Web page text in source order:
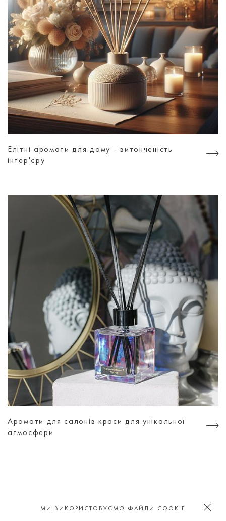
Елітні аромати для дому - витонченість
інтер'єру
Аромати для салонів краси для унікальної
атмосфери
ШУКАЙ НАС В СОЦ МЕРЕЖАХ
МИ ВИКОРИСТОВУЄМО ФАЙЛИ COOKIE